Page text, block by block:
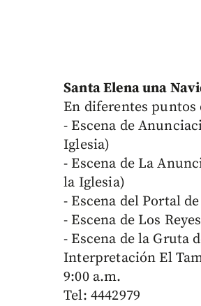
Santa Elena una
En diferentes
- Escena de
Iglesia)
- Escena de La
la Iglesia)
- Escena del Portal
- Escena de Los
- Escena de la Gruta
Interpretación El
9:00 a.m.
Tel: 4442979